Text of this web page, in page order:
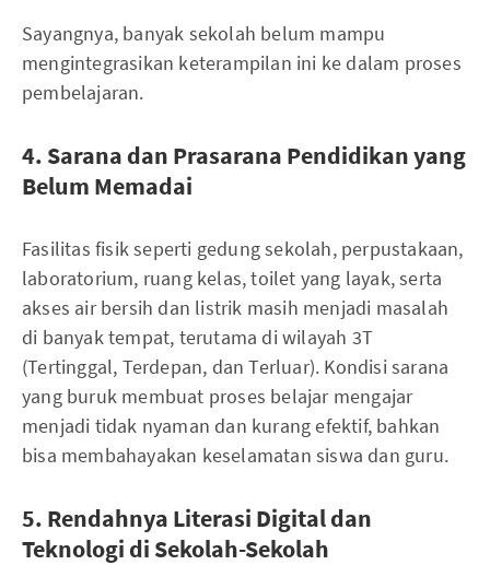
Sayangnya, banyak sekolah belum mampu
mengintegrasikan keterampilan ini ke dalam proses
pembelajaran.
4. Sarana dan Prasarana Pendidikan yang
Belum Memadai
Fasilitas fisik seperti gedung sekolah, perpustakaan,
laboratorium, ruang kelas, toilet yang layak, serta
akses air bersih dan listrik masih menjadi masalah
di banyak tempat, terutama di wilayah 3T
(Tertinggal, Terdepan, dan Terluar). Kondisi sarana
yang buruk membuat proses belajar mengajar
menjadi tidak nyaman dan kurang efektif, bahkan
bisa membahayakan keselamatan siswa dan guru.
5. Rendahnya Literasi Digital dan
Teknologi di Sekolah-Sekolah